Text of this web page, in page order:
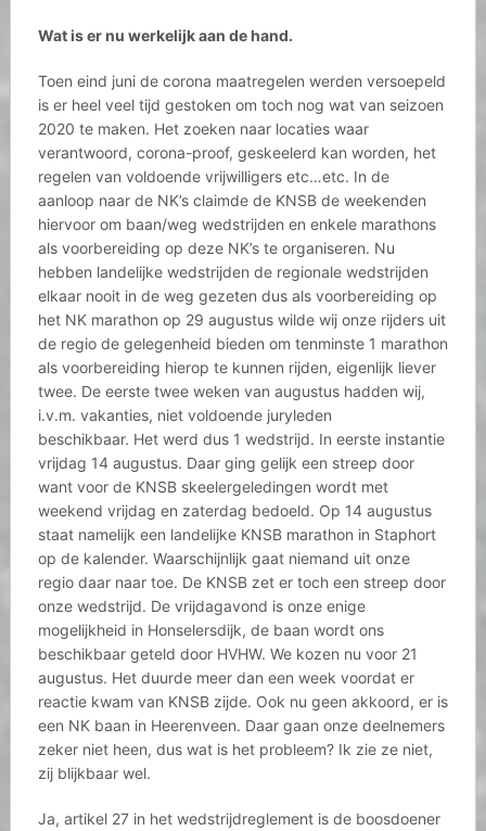
Wat is er nu werkelijk aan de hand.
Toen eind juni de corona maatregelen werden versoepeld
is er heel veel tijd gestoken om toch nog wat van seizoen
2020 te maken. Het zoeken naar locaties waar
verantwoord, corona-proof, geskeelerd kan worden, het
regelen van voldoende vrijwilligers etc…etc. In de
aanloop naar de NK’s claimde de KNSB de weekenden
hiervoor om baan/weg wedstrijden en enkele marathons
als voorbereiding op deze NK’s te organiseren. Nu
hebben landelijke wedstrijden de regionale wedstrijden
elkaar nooit in de weg gezeten dus als voorbereiding op
het NK marathon op 29 augustus wilde wij onze rijders uit
de regio de gelegenheid bieden om tenminste 1 marathon
als voorbereiding hierop te kunnen rijden, eigenlijk liever
twee. De eerste twee weken van augustus hadden wij,
i.v.m. vakanties, niet voldoende juryleden
beschikbaar. Het werd dus 1 wedstrijd. In eerste instantie
vrijdag 14 augustus. Daar ging gelijk een streep door
want voor de KNSB skeelergeledingen wordt met
weekend vrijdag en zaterdag bedoeld. Op 14 augustus
staat namelijk een landelijke KNSB marathon in Staphort
op de kalender. Waarschijnlijk gaat niemand uit onze
regio daar naar toe. De KNSB zet er toch een streep door
onze wedstrijd. De vrijdagavond is onze enige
mogelijkheid in Honselersdijk, de baan wordt ons
beschikbaar geteld door HVHW. We kozen nu voor 21
augustus. Het duurde meer dan een week voordat er
reactie kwam van KNSB zijde. Ook nu geen akkoord, er is
een NK baan in Heerenveen. Daar gaan onze deelnemers
zeker niet heen, dus wat is het probleem? Ik zie ze niet,
zij blijkbaar wel.
Ja, artikel 27 in het wedstrijdreglement is de boosdoener